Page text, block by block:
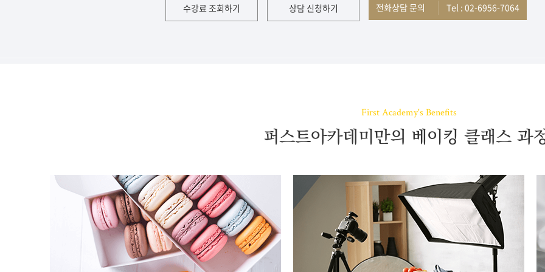
수강료 조회하기 상담 신청하기 전화상담 문의 Tel : 02-6956-7064
First Academy's Benefits
퍼스트아카데미만의 베이킹 클래스 과